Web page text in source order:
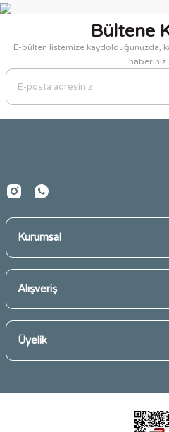
Görüş ve önerileriniz için teşekkür
Ürün resmi kalitesiz, bozuk veya
Ürün açıklamasında eksik bilgiler
Ürün bilgilerinde hatalar
Bültene
E-bülten listemize kaydolduğunuzda,
haberiniz
Kurumsal
Alışveriş
Üyelik